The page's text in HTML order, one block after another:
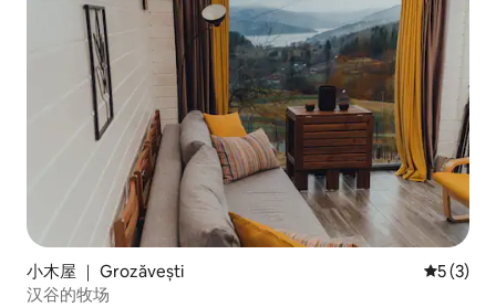
小木屋 ｜ Grozăvești 平均评分
5 (3)
汉谷的牧场